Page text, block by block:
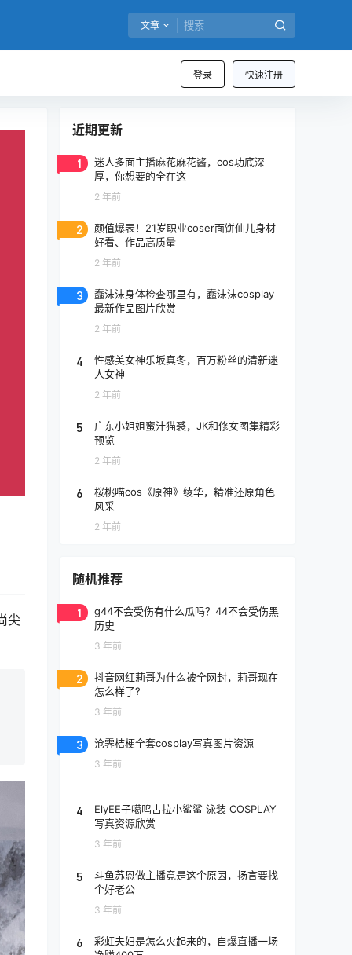
文章
登录 快速注册
尖
近期更新
1
迷人多面主播麻花麻花酱，cos功底深
厚，你想要的全在这
2 年前
2
颜值爆表！21岁职业coser面饼仙儿身材
好看、作品高质量
2 年前
3
蠢沫沫身体检查哪里有，蠢沫沫cosplay
最新作品图片欣赏
2 年前
4
性感美女神乐坂真冬，百万粉丝的清新迷
人女神
2 年前
5
广东小姐姐蜜汁猫裘，JK和修女图集精彩
预览
2 年前
6
桜桃喵cos《原神》绫华，精准还原角色
风采
2 年前
随机推荐
1
g44不会受伤有什么瓜吗？44不会受伤黑
历史
3 年前
2
抖音网红莉哥为什么被全网封，莉哥现在
怎么样了?
3 年前
3 沧霁桔梗全套cosplay写真图片资源
3 年前
4
ElyEE子噶呜古拉小鲨鲨 泳装 COSPLAY
写真资源欣赏
3 年前
5
斗鱼苏恩做主播竟是这个原因，扬言要找
个好老公
3 年前
6
彩虹夫妇是怎么火起来的，自爆直播一场